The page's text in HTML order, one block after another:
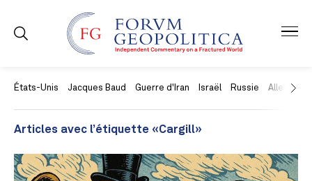
États-Unis Jacques Baud Guerre d'Iran Israël Russie Allemagne
Articles avec l’étiquette «Cargill»